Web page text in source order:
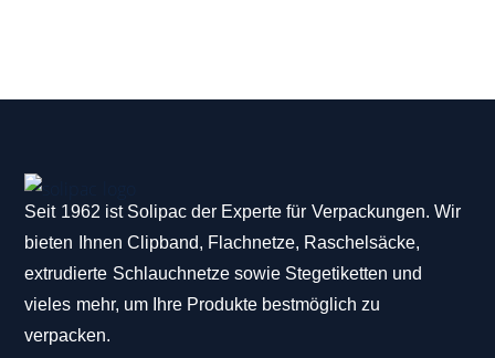
Seit 1962 ist Solipac der Experte für Verpackungen. Wir
bieten Ihnen Clipband, Flachnetze, Raschelsäcke,
extrudierte Schlauchnetze sowie Stegetiketten und
vieles mehr, um Ihre Produkte bestmöglich zu
verpacken.